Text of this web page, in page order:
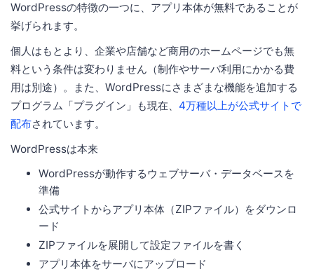
WordPressの特徴の一つに、アプリ本体が無料であることが
挙げられます。
個人はもとより、企業や店舗など商用のホームページでも無
料という条件は変わりません（制作やサーバ利用にかかる費
用は別途）。また、WordPressにさまざまな機能を追加する
プログラム「プラグイン」も現在、 4万種以上が公式サイトで
配布されています。
WordPressは本来
WordPressが動作するウェブサーバ・データベースを
準備
公式サイトからアプリ本体（ZIPファイル）をダウンロ
ード
ZIPファイルを展開して設定ファイルを書く
アプリ本体をサーバにアップロード